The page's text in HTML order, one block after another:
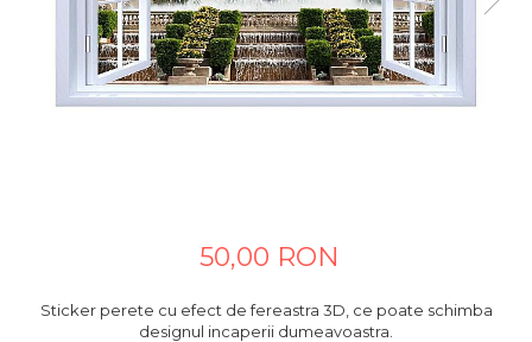
Tablouri canvas personalizate
50,00 RON
Sticker perete cu efect de fereastra 3D, ce poate schimba
designul incaperii dumeavoastra.